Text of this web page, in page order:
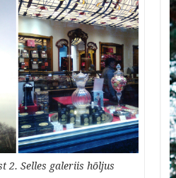
2. Selles galeriis hõljus